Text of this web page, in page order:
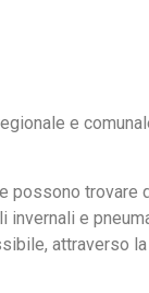
e
trovare
invernali e
attraverso